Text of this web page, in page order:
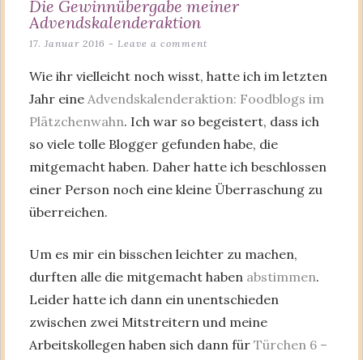
Die Gewinnübergabe meiner
Advendskalenderaktion
17. Januar 2016 Leave a comment
Wie ihr vielleicht noch wisst, hatte ich im letzten
Jahr eine Advendskalenderaktion: Foodblogs im
Plätzchenwahn. Ich war so begeistert, dass ich
so viele tolle Blogger gefunden habe, die
mitgemacht haben. Daher hatte ich beschlossen
einer Person noch eine kleine Überraschung zu
überreichen.
Um es mir ein bisschen leichter zu machen,
durften alle die mitgemacht haben abstimmen.
Leider hatte ich dann ein unentschieden
zwischen zwei Mitstreitern und meine
Arbeitskollegen haben sich dann für Türchen 6 –